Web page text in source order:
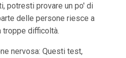
potresti provare un po' di
delle persone riesce a
difficoltà.
nervosa: Questi test,